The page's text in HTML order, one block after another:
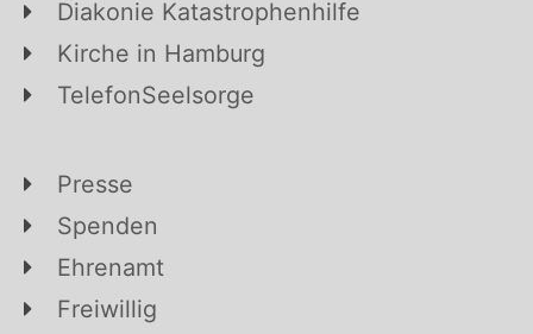
Diakonie Katastrophenhilfe
Kirche in Hamburg
TelefonSeelsorge
Presse
Spenden
Ehrenamt
Freiwillig